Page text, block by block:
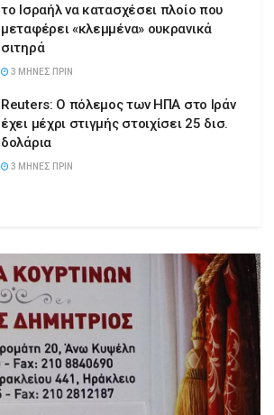
το Ισραήλ να κατασχέσει πλοίο που
μεταφέρει «κλεμμένα» ουκρανικά
σιτηρά
3 ΜΉΝΕΣ ΠΡΙΝ
Reuters: Ο πόλεμος των ΗΠΑ στο Ιράν
έχει μέχρι στιγμής στοιχίσει 25 δισ.
δολάρια
3 ΜΉΝΕΣ ΠΡΙΝ